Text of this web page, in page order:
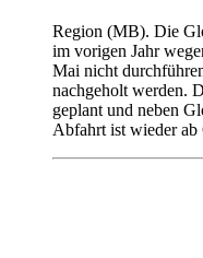
Region (MB). Die
im vorigen Jahr
Mai nicht
nachgeholt werden.
geplant und neben
Abfahrt ist wieder